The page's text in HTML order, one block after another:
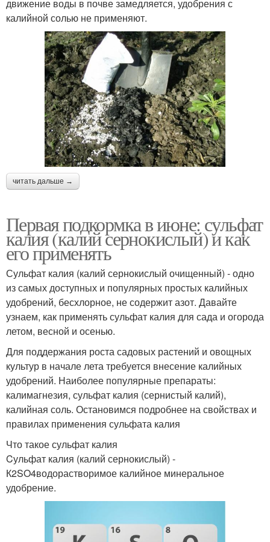
движение воды в почве замедляется, удобрения с
калийной солью не применяют.
читать дальше →
Первая подкормка в июне: сульфат
калия (калий сернокислый) и как
его применять
Сульфат калия (калий сернокислый очищенный) - одно
из самых доступных и популярных простых калийных
удобрений, бесхлорное, не содержит азот. Давайте
узнаем, как применять сульфат калия для сада и огорода
летом, весной и осенью.
Для поддержания роста садовых растений и овощных
культур в начале лета требуется внесение калийных
удобрений. Наиболее популярные препараты:
калимагнезия, сульфат калия (сернистый калий),
калийная соль. Остановимся подробнее на свойствах и
правилах применения сульфата калия
Что такое сульфат калия
Cульфат калия (калий сернокислый) -
К2SO4водорастворимое калийное минеральное
удобрение.